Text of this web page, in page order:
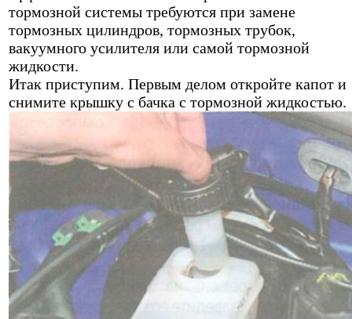
тормозной системы требуются при замене
тормозных цилиндров, тормозных трубок,
вакуумного усилителя или самой тормозной
жидкости.
Итак приступим. Первым делом откройте капот и
снимите крышку с бачка с тормозной жидкостью.